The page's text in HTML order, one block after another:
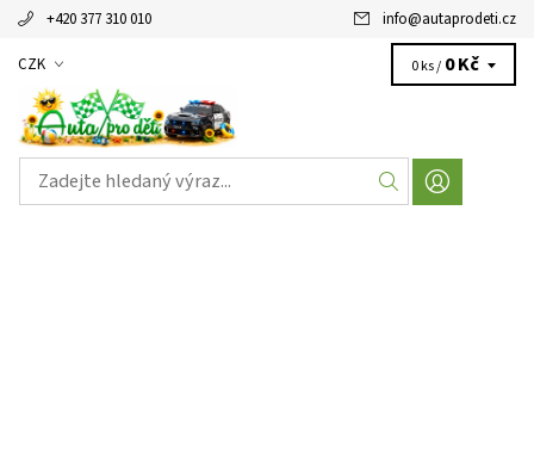
+420 377 310 010 info@autaprodeti.cz
CZK 0 ks / 0 Kč